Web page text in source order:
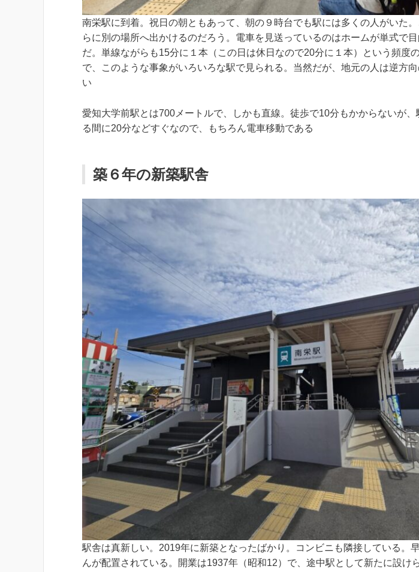
南栄駅に到着。祝日の朝ともあって、朝の９時台でも駅には多くの人がいた
らに別の場所へ出かけるのだろう。電車を見送っているのはホームが単式で
だ。単線ながらも15分に１本（この日は休日なので20分に１本）という頻度
で、このような事象がいろいろな駅で見られる。当然だが、地元の人は逆方
い
愛知大学前駅とは700メートルで、しかも直線。徒歩で10分もかからないが
る間に20分などすぐなので、もちろん電車移動である
築６年の新築駅舎
駅舎は真新しい。2019年に新築となったばかり。コンビニも隣接している。
んが配置されている。開業は1937年（昭和12）で、途中駅として新たに設け